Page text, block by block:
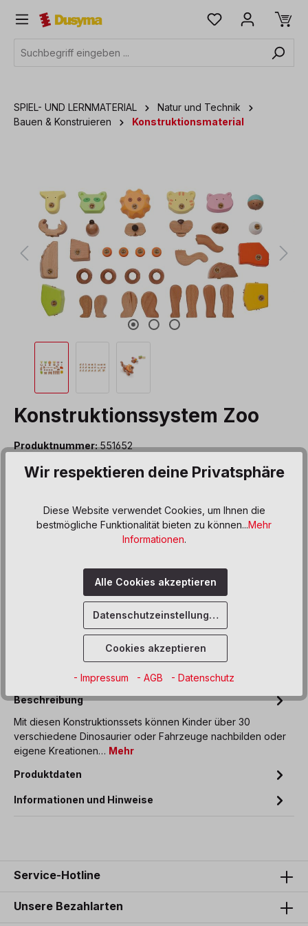
springen
SPIEL- UND LERNMATERIAL
Natur und Technik
Bauen & Konstruieren
Konstruktionsmaterial
Konstruktionssystem Zoo
Produktnummer:551652
121,90 €*
Varianteauswählen
Zoo
Produkt Anzahl: Gib den
In den Warenkorb
Sofort verfügbar, Lieferzeit: 5 Werktage
Zum Merkzettel hinzufügen
Beschreibung
Mit diesen Konstruktionssets können Kinder über 30
verschiedene Dinosaurier oder Fahrzeuge nachbilden oder
eigene Kreationen… Mehr
Produktdaten
Informationen und Hinweise
Service-Hotline
Unsere Bezahlarten
Wir respektieren deine Privatsphäre
Diese Website verwendet Cookies, um Ihnen die
bestmögliche Funktionalität bieten zu können...Mehr
Informationen.
Alle Cookies akzeptieren
Datenschutzeinstellungen
Cookies akzeptieren
- Impressum - AGB - Datenschutz